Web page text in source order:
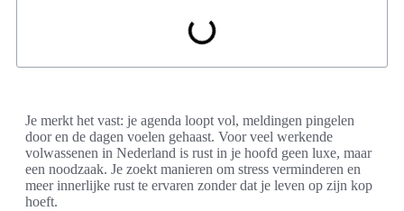
Je merkt het vast: je agenda loopt vol, meldingen pingelen
door en de dagen voelen gehaast. Voor veel werkende
volwassenen in Nederland is rust in je hoofd geen luxe, maar
een noodzaak. Je zoekt manieren om stress verminderen en
meer innerlijke rust te ervaren zonder dat je leven op zijn kop
hoeft.